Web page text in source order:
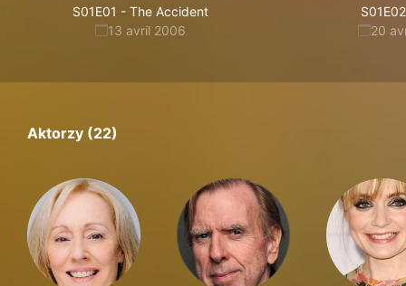
S01E01 - The Accident
13 avril 2006
S01E02
20
Aktorzy (22)